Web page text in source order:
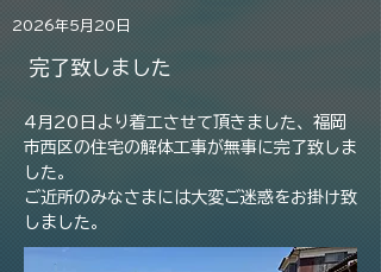
2026年5月20日
完了致しました
4月20日より着工させて頂きました、福岡
市西区の住宅の解体工事が無事に完了致しま
した。
ご近所のみなさまには大変ご迷惑をお掛け致
しました。